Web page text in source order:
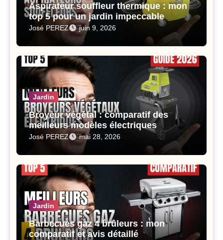
Aspirateur souffleur thermique : mon
top 5 pour un jardin impeccable
José PEREZ juin 9, 2026
Jardin
Broyeur végétal : comparatif des
meilleurs modèles électriques
José PEREZ mai 28, 2026
Jardin
Barbecues gaz 4 brûleurs : mon
comparatif et avis détaillé